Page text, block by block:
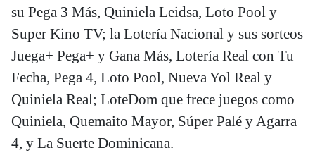
su Pega 3 Más, Quiniela Leidsa, Loto Pool y
Super Kino TV; la Lotería Nacional y sus sorteos
Juega+ Pega+ y Gana Más, Lotería Real con Tu
Fecha, Pega 4, Loto Pool, Nueva Yol Real y
Quiniela Real; LoteDom que frece juegos como
Quiniela, Quemaito Mayor, Súper Palé y Agarra
4, y La Suerte Dominicana.